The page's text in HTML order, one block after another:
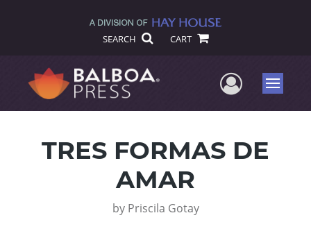
SEARCH CART
UserMenu
TRES FORMAS DE
AMAR
by Priscila Gotay